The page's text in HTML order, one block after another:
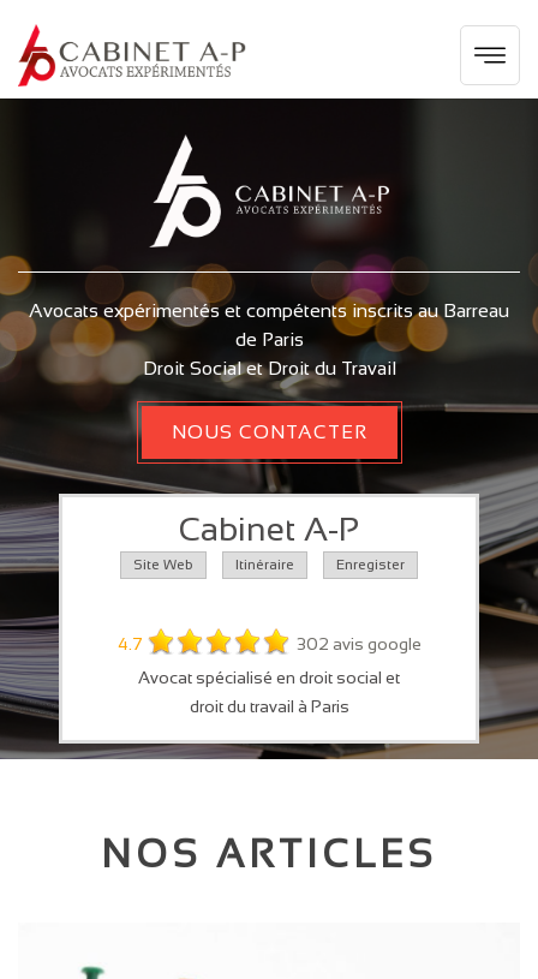
Avocats expérimentés et compétents inscrits au Barreau
de Paris
Droit Social et Droit du Travail
NOUS CONTACTER
Cabinet A-P
Site Web Itinéraire Enregister
4.7
302 avis google
Avocat spécialisé en droit social et
droit du travail à Paris
NOS ARTICLES